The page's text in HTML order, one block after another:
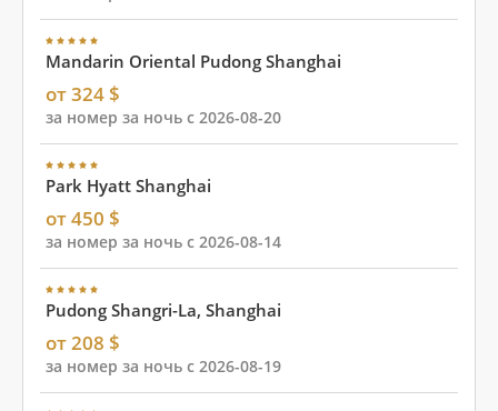
Mandarin Oriental Pudong Shanghai
от 324 $
за номер за ночь с 2026-08-20
Park Hyatt Shanghai
от 450 $
за номер за ночь с 2026-08-14
Pudong Shangri-La, Shanghai
от 208 $
за номер за ночь с 2026-08-19